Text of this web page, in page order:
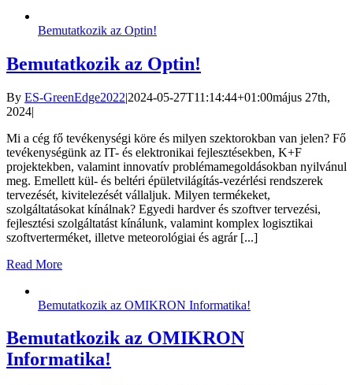
Bemutatkozik az Optin!
Bemutatkozik az Optin!
By ES-GreenEdge2022|2024-05-27T11:14:44+01:00május 27th,
2024|
Mi a cég fő tevékenységi köre és milyen szektorokban van jelen? Fő
tevékenységünk az IT- és elektronikai fejlesztésekben, K+F
projektekben, valamint innovatív problémamegoldásokban nyilvánul
meg. Emellett kül- és beltéri épületvilágítás-vezérlési rendszerek
tervezését, kivitelezését vállaljuk. Milyen termékeket,
szolgáltatásokat kínálnak? Egyedi hardver és szoftver tervezési,
fejlesztési szolgáltatást kínálunk, valamint komplex logisztikai
szoftverterméket, illetve meteorológiai és agrár [...]
Read More
Bemutatkozik az OMIKRON Informatika!
Bemutatkozik az OMIKRON
Informatika!